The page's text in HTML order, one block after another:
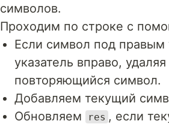
символов.
Проходим по строке с
Если символ под правым
указатель вправо,
повторяющийся символ.
Добавляем текущий
Обновляем
res , если